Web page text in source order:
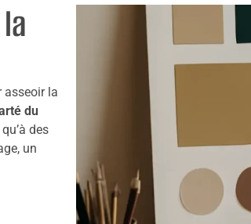
asseoir la
du
des
un